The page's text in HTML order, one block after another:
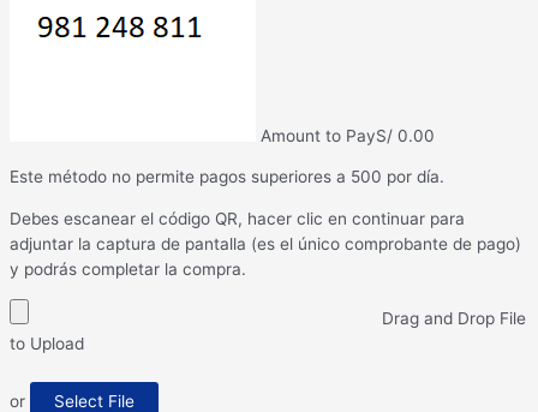
Amount to PayS/ 0.00
Este método no permite pagos superiores a 500 por día.
Debes escanear el código QR, hacer clic en continuar para
adjuntar la captura de pantalla (es el único comprobante de pago)
y podrás completar la compra.
Drag and Drop File
to Upload
or
Select File